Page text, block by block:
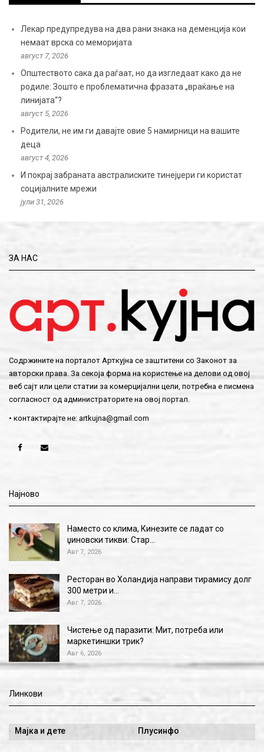
Лекар предупредува на два рани знака на деменција кои
немаат врска со меморијата
август 7, 2026
Општеството сака да раѓаат, но да изгледаат како да не
родиле: Зошто е проблематична фразата „враќање на
линијата“?
август 5, 2026
Родители, не им ги давајте овие 5 намирници на вашите
деца
август 4, 2026
И покрај забраната австралиските тинејџери ги користат
социјалните мрежи
јули 31, 2026
ЗА НАС
Содржините на порталот Арткујна се заштитени со Законот за
авторски права. За секоја форма на користење на делови од овој
веб сајт или цели статии за комерцијални цели, потребна е писмена
согласност од администраторите на овој портал.
• контактирајте не: artkujna@gmail.com
Најново
Наместо со клима, Кинезите се ладат со
џиновски тикви: Стар…
Авг 7, 2026
Ресторан во Холандија направи тирамису долг
300 метри и…
Авг 7, 2026
Чистење од паразити: Мит, потреба или
маркетиншки трик?
Авг 6, 2026
Линкови
Мајка и дете Плусинфо